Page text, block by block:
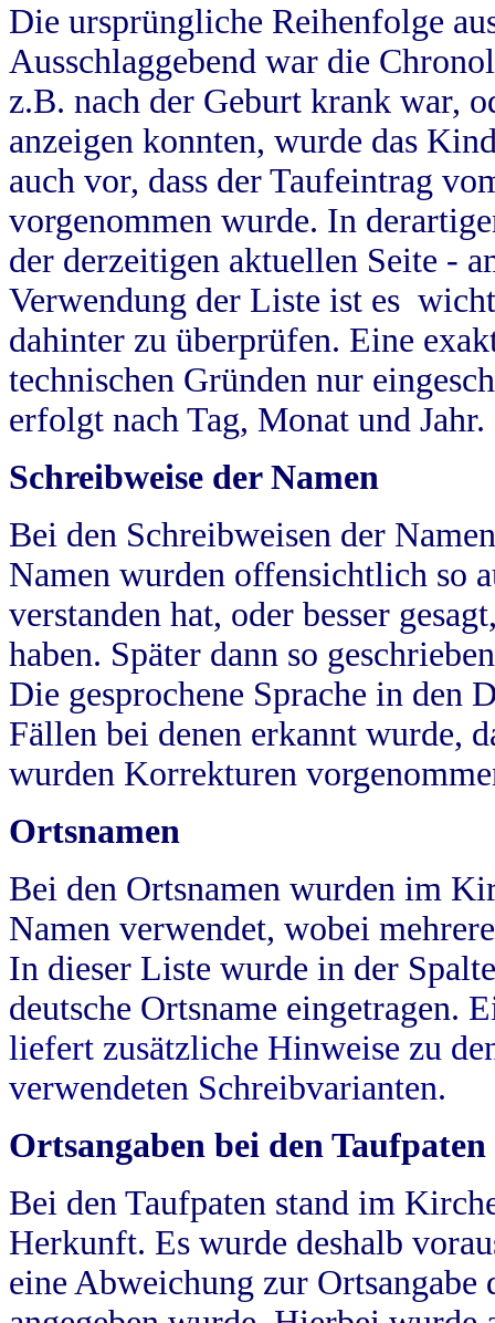
Die ursprüngliche Reihenfolge
Ausschlaggebend war die
z.B. nach der Geburt krank war,
anzeigen konnten, wurde das
auch vor, dass der Taufeintrag
vorgenommen wurde. In
der derzeitigen aktuellen Seite -
Verwendung der Liste ist es
dahinter zu überprüfen. Eine
technischen Gründen nur
erfolgt nach Tag, Monat und Jahr.
Schreibweise der Namen
Bei den Schreibweisen der
Namen wurden offensichtlich so
verstanden hat, oder besser
haben. Später dann so
Die gesprochene Sprache in
Fällen bei denen erkannt wurde,
wurden Korrekturen
Ortsnamen
Bei den Ortsnamen wurden im
Namen verwendet, wobei
In dieser Liste wurde in der
deutsche Ortsname eingetragen.
liefert zusätzliche Hinweise zu
verwendeten Schreibvarianten.
Ortsangaben bei den Taufpaten
Bei den Taufpaten stand im
Herkunft. Es wurde deshalb
eine Abweichung zur